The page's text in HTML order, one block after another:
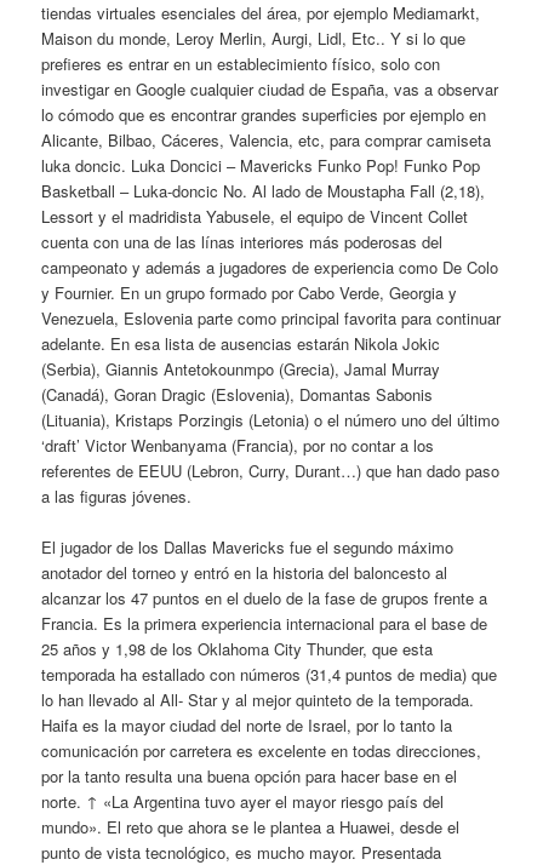
tiendas virtuales esenciales del área, por ejemplo Mediamarkt,
Maison du monde, Leroy Merlin, Aurgi, Lidl, Etc.. Y si lo que
prefieres es entrar en un establecimiento físico, solo con
investigar en Google cualquier ciudad de España, vas a observar
lo cómodo que es encontrar grandes superficies por ejemplo en
Alicante, Bilbao, Cáceres, Valencia, etc, para comprar camiseta
luka doncic. Luka Doncici – Mavericks Funko Pop! Funko Pop
Basketball – Luka-doncic No. Al lado de Moustapha Fall (2,18),
Lessort y el madridista Yabusele, el equipo de Vincent Collet
cuenta con una de las línas interiores más poderosas del
campeonato y además a jugadores de experiencia como De Colo
y Fournier. En un grupo formado por Cabo Verde, Georgia y
Venezuela, Eslovenia parte como principal favorita para continuar
adelante. En esa lista de ausencias estarán Nikola Jokic
(Serbia), Giannis Antetokounmpo (Grecia), Jamal Murray
(Canadá), Goran Dragic (Eslovenia), Domantas Sabonis
(Lituania), Kristaps Porzingis (Letonia) o el número uno del último
‘draft’ Victor Wenbanyama (Francia), por no contar a los
referentes de EEUU (Lebron, Curry, Durant…) que han dado paso
a las figuras jóvenes.
El jugador de los Dallas Mavericks fue el segundo máximo
anotador del torneo y entró en la historia del baloncesto al
alcanzar los 47 puntos en el duelo de la fase de grupos frente a
Francia. Es la primera experiencia internacional para el base de
25 años y 1,98 de los Oklahoma City Thunder, que esta
temporada ha estallado con números (31,4 puntos de media) que
lo han llevado al All- Star y al mejor quinteto de la temporada.
Haifa es la mayor ciudad del norte de Israel, por lo tanto la
comunicación por carretera es excelente en todas direcciones,
por la tanto resulta una buena opción para hacer base en el
norte. ↑ «La Argentina tuvo ayer el mayor riesgo país del
mundo». El reto que ahora se le plantea a Huawei, desde el
punto de vista tecnológico, es mucho mayor. Presentada